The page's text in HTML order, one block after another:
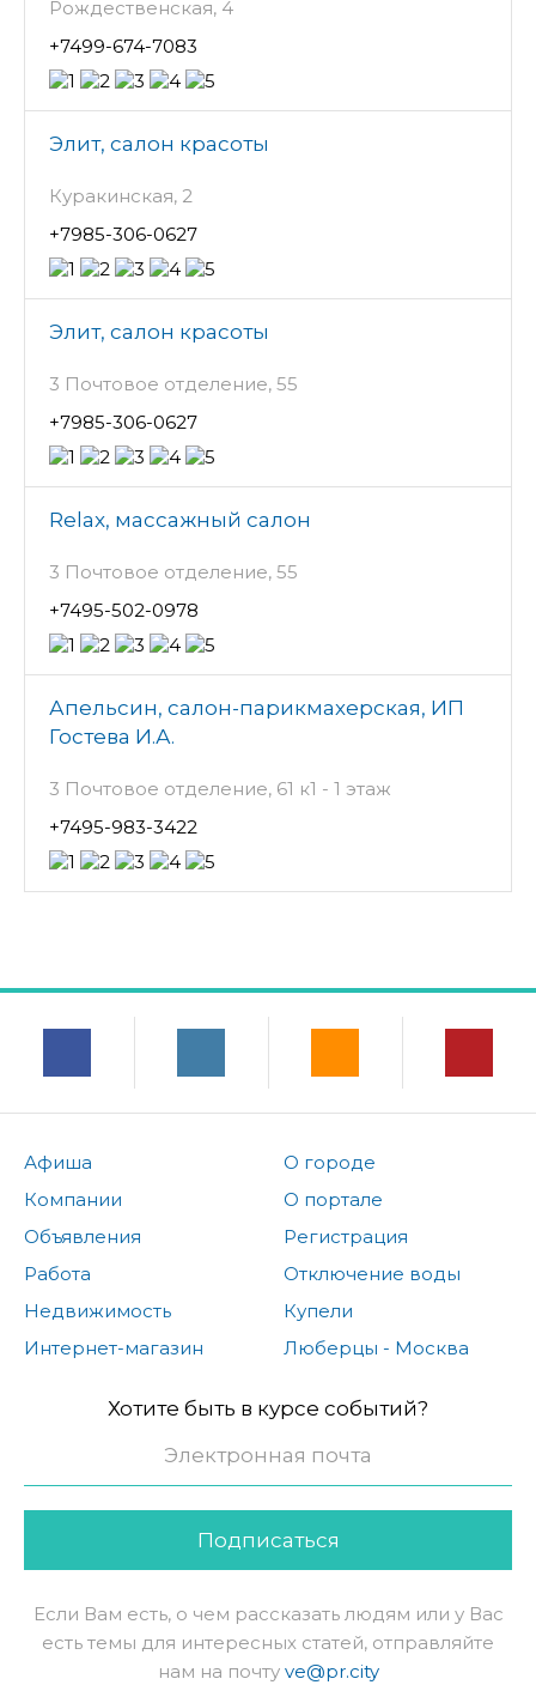
Рождественская, 4
+7499-674-7083
Элит, салон красоты
Куракинская, 2
+7985-306-0627
Элит, салон красоты
3 Почтовое отделение, 55
+7985-306-0627
Relax, массажный салон
3 Почтовое отделение, 55
+7495-502-0978
Апельсин, салон-парикмахерская, ИП
Гостева И.А.
3 Почтовое отделение, 61 к1 - 1 этаж
+7495-983-3422
Афиша
Компании
Объявления
Работа
Недвижимость
Интернет-магазин
О городе
О портале
Регистрация
Отключение воды
Купели
Люберцы - Москва
Хотите быть в курсе событий?
Подписаться
Если Вам есть, о чем рассказать людям или у Вас
есть темы для интересных статей, отправляйте
нам на почту ve@pr.city